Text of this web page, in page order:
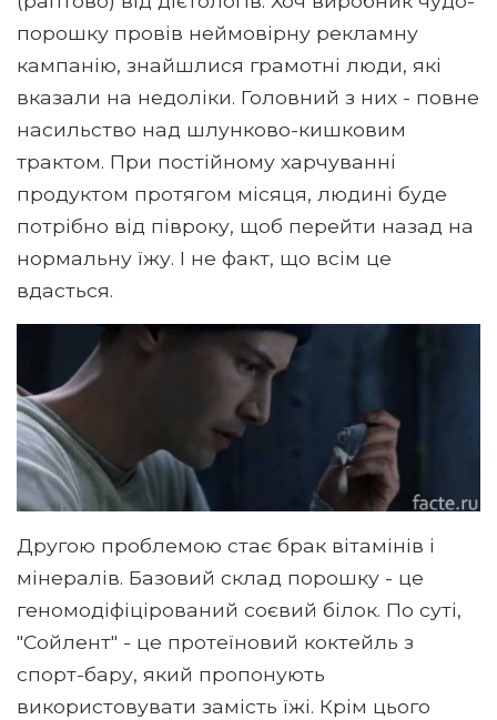
порошку провів неймовірну рекламну
кампанію, знайшлися грамотні люди, які
вказали на недоліки. Головний з них - повне
насильство над шлунково-кишковим
трактом. При постійному харчуванні
продуктом протягом місяця, людині буде
потрібно від півроку, щоб перейти назад на
нормальну їжу. І не факт, що всім це
вдасться.
Другою проблемою стає брак вітамінів і
мінералів. Базовий склад порошку - це
геномодіфіцірований соєвий білок. По суті,
"Сойлент" - це протеїновий коктейль з
спорт-бару, який пропонують
використовувати замість їжі. Крім цього